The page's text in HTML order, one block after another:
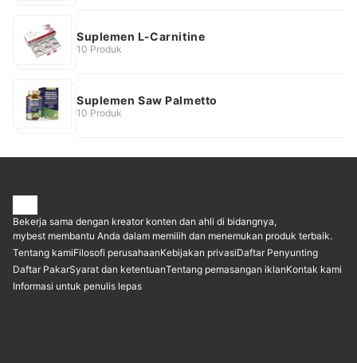
Suplemen L-Carnitine
10 Produk
Suplemen Saw Palmetto
10 Produk
Bekerja sama dengan kreator konten dan ahli di bidangnya,
mybest membantu Anda dalam memilih dan menemukan produk terbaik.
Tentang kamiFilosofi perusahaanKebijakan privasiDaftar Penyunting
Daftar PakarSyarat dan ketentuanTentang pemasangan iklanKontak kami
Informasi untuk penulis lepas